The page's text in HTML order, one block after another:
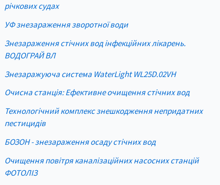
річкових судах
УФ знезараження зворотної води
Знезараження стічних вод інфекційних лікарень.
ВОДОГРАЙ ВЛ
Знезаражуюча система WaterLight WL25D.02VH
Очисна станція: Ефективне очищення стічних вод
Технологічний комплекс знешкодження непридатних
пестицидів
БОЗОН - знезараження осаду стічних вод
Очищення повітря каналізаційних насосних станцій
ФОТОЛІЗ